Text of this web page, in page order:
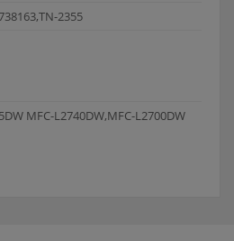
2355
MFC-L2740DW,MFC-L2700DW